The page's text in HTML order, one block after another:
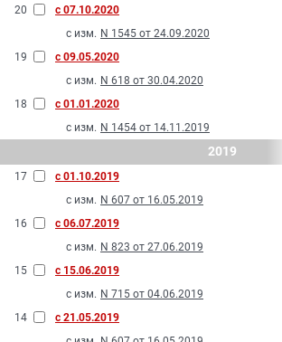
20
с 07.10.2020
с изм. N 1545 от 24.09.2020
19
с 09.05.2020
с изм. N 618 от 30.04.2020
18
с 01.01.2020
с изм. N 1454 от 14.11.2019
2019
17
с 01.10.2019
с изм. N 607 от 16.05.2019
16
с 06.07.2019
с изм. N 823 от 27.06.2019
15
с 15.06.2019
с изм. N 715 от 04.06.2019
14
с 21.05.2019